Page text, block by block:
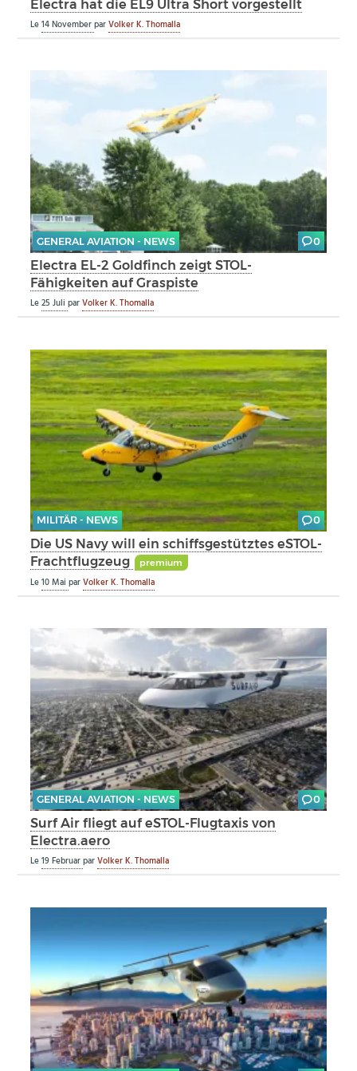
Electra hat die EL9 Ultra Short vorgestellt
Le14 NovemberparVolker K. Thomalla
GENERAL AVIATION - NEWS 0
Electra EL-2 Goldfinch zeigt STOL-
Fähigkeiten auf Graspiste
Le25 JuliparVolker K. Thomalla
MILITÄR - NEWS 0
Die US Navy will ein schiffsgestütztes eSTOL-
Frachtflugzeug
premium
Le10 MaiparVolker K. Thomalla
GENERAL AVIATION - NEWS 0
Surf Air fliegt auf eSTOL-Flugtaxis von
Electra.aero
Le19 FebruarparVolker K. Thomalla